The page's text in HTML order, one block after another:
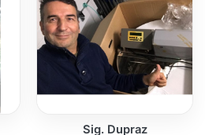
Sig. Dupraz